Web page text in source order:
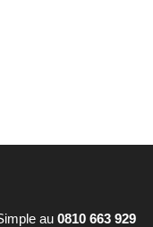
au 0810 663 929